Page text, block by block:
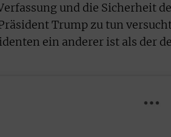
und die Sicherheit
Trump zu tun
ein anderer ist als der